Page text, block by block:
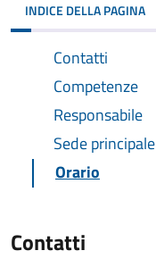
INDICE DELLA PAGINA
Contatti
Competenze
Responsabile
Sede principale
Orario
Contatti